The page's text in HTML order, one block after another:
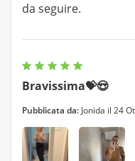
da seguire.
Bravissima💝😍
Pubblicata da: Jonida il 24